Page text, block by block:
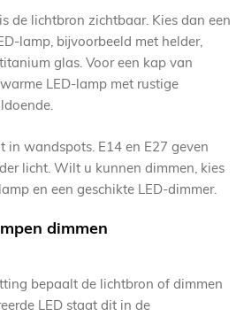
de lichtbron zichtbaar. Kies dan een
lamp, bijvoorbeeld met helder,
glas. Voor een kap van
LED-lamp met rustige
in wandspots. E14 en E27 geven
licht. Wilt u kunnen dimmen, kies
en een geschikte LED-dimmer.
dimmen
bepaalt de lichtbron of dimmen
LED staat dit in de